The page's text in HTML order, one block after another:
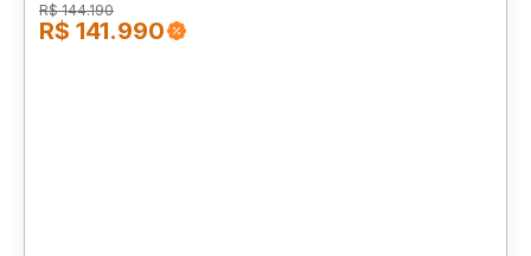
R$ 144.190
R$ 141.990